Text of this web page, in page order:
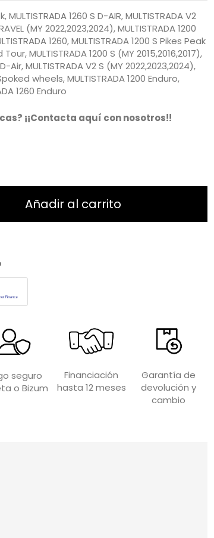
MULTISTRADA 1260 S D-AIR, MULTISTRADA V2
(MY 2022,2023,2024), MULTISTRADA 1200
1260, MULTISTRADA 1200 S Pikes Peak
MULTISTRADA 1200 S (MY 2015,2016,2017),
Air, MULTISTRADA V2 S (MY 2022,2023,2024),
wheels, MULTISTRADA 1200 Enduro,
1260 Enduro
¡¡Contacta aquí con nosotros!!
Añadir al carrito
seguro
o Bizum
Financiación
hasta 12 meses
Garantía de
devolución y
cambio